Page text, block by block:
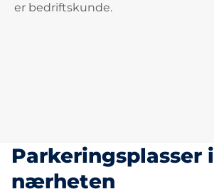
er bedriftskunde.
Parkeringsplasser i
nærheten